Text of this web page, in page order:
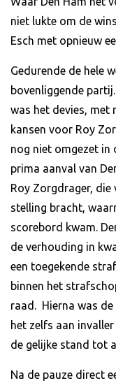
niet lukte om de
Esch met opnieuw
Gedurende de hele
bovenliggende
was het devies, met
kansen voor Roy
nog niet omgezet in
prima aanval van
Roy Zorgdrager, die
stelling bracht,
scorebord kwam.
de verhouding in
een toegekende
binnen het
raad. Hierna was de
het zelfs aan
de gelijke stand tot
Na de pauze direct